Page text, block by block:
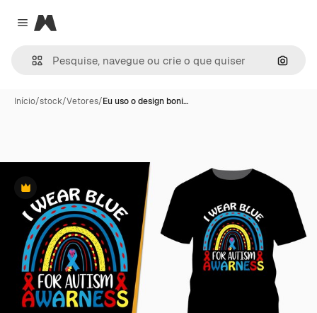
Close menu
Magnific
Início/stock/Vetores/Eu uso o design boni…
Premium